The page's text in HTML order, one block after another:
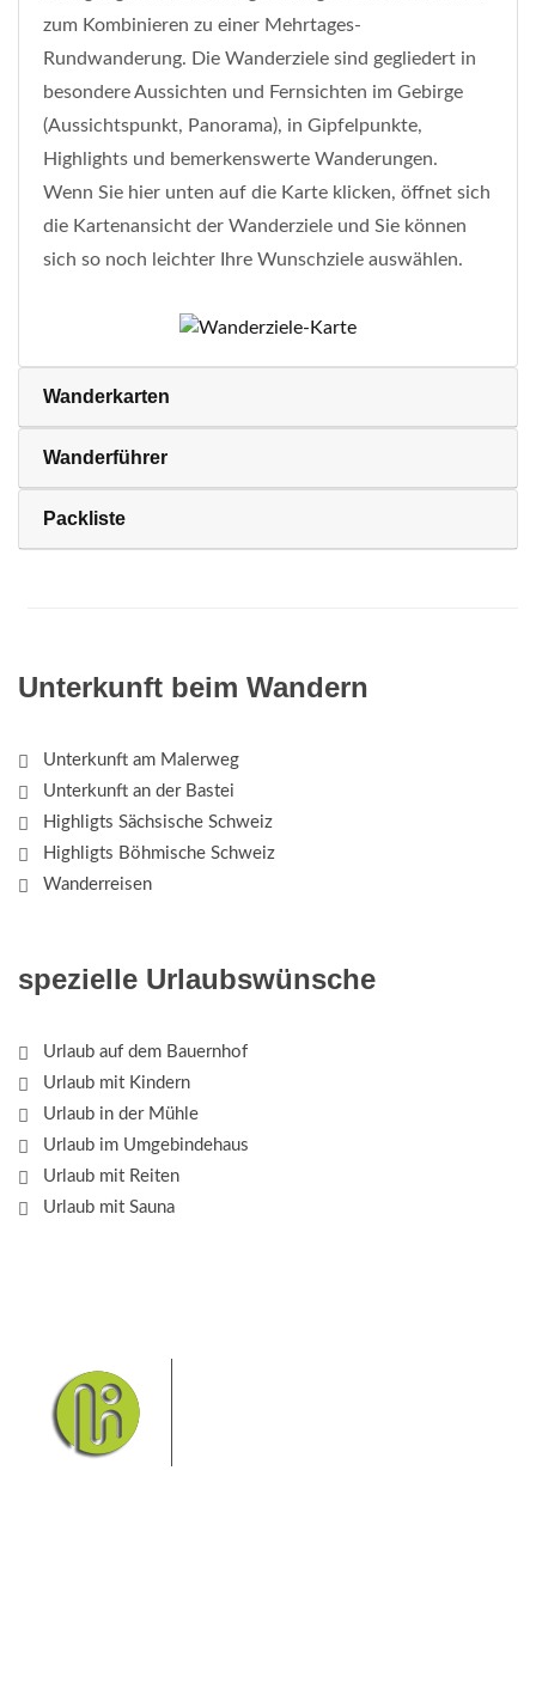
zum Kombinieren zu einer Mehrtages-
Rundwanderung. Die Wanderziele sind gegliedert in
besondere Aussichten und Fernsichten im Gebirge
(Aussichtspunkt, Panorama), in Gipfelpunkte,
Highlights und bemerkenswerte Wanderungen.
Wenn Sie hier unten auf die Karte klicken, öffnet sich
die Kartenansicht der Wanderziele und Sie können
sich so noch leichter Ihre Wunschziele auswählen.
Wanderkarten
Wanderführer
Packliste
Unterkunft beim Wandern
Unterkunft am Malerweg
Unterkunft an der Bastei
Highligts Sächsische Schweiz
Highligts Böhmische Schweiz
Wanderreisen
spezielle Urlaubswünsche
Urlaub auf dem Bauernhof
Urlaub mit Kindern
Urlaub in der Mühle
Urlaub im Umgebindehaus
Urlaub mit Reiten
Urlaub mit Sauna